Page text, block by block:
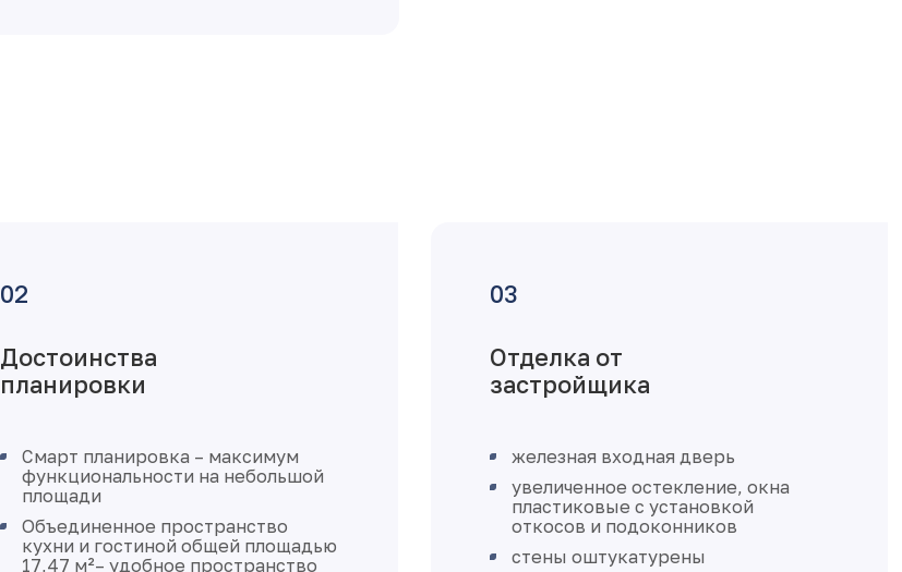
Достоинства
планировки
Смарт планировка – максимум
функциональности на небольшой
площади
Объединенное пространство
кухни и гостиной общей площадью
17,47 м²– удобное пространство
Отделка от
застройщика
железная входная дверь
увеличенное остекление, окна
пластиковые с установкой
откосов и подоконников
стены оштукатурены